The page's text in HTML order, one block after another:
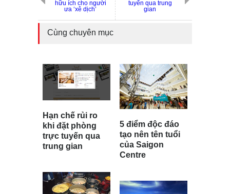
hữu ích cho người
ưa ‘xê dịch’
tuyến qua trung
gian
Cùng chuyên mục
Hạn chế rủi ro
khi đặt phòng
trực tuyến qua
trung gian
5 điểm độc đáo
tạo nên tên tuổi
của Saigon
Centre